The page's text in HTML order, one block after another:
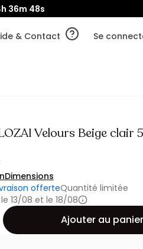
36m 45s
& Contact Se
Velours Beige clair
Dimensions
offerteQuantité limitée
13/08 et le 18/08
Ajouter au panier